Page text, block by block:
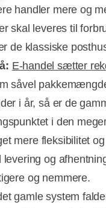
handler mere og
skal leveres til
de klassiske
E-handel sætter
såvel
i år, så er de
i den
mere fleksibilitet
levering og
og nemmere.
gamle system